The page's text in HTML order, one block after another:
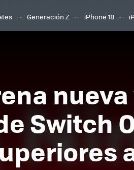
Generación Z iPhone 18
Switch